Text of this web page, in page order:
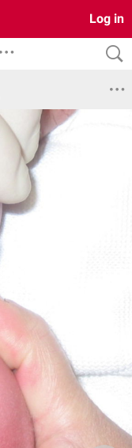
Log in